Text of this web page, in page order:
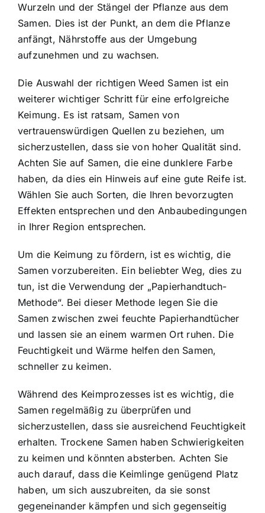
Wurzeln und der Stängel der Pflanze aus dem
Samen. Dies ist der Punkt, an dem die Pflanze
anfängt, Nährstoffe aus der Umgebung
aufzunehmen und zu wachsen.
Die Auswahl der richtigen Weed Samen ist ein
weiterer wichtiger Schritt für eine erfolgreiche
Keimung. Es ist ratsam, Samen von
vertrauenswürdigen Quellen zu beziehen, um
sicherzustellen, dass sie von hoher Qualität sind.
Achten Sie auf Samen, die eine dunklere Farbe
haben, da dies ein Hinweis auf eine gute Reife ist.
Wählen Sie auch Sorten, die Ihren bevorzugten
Effekten entsprechen und den Anbaubedingungen
in Ihrer Region entsprechen.
Um die Keimung zu fördern, ist es wichtig, die
Samen vorzubereiten. Ein beliebter Weg, dies zu
tun, ist die Verwendung der „Papierhandtuch-
Methode“. Bei dieser Methode legen Sie die
Samen zwischen zwei feuchte Papierhandtücher
und lassen sie an einem warmen Ort ruhen. Die
Feuchtigkeit und Wärme helfen den Samen,
schneller zu keimen.
Während des Keimprozesses ist es wichtig, die
Samen regelmäßig zu überprüfen und
sicherzustellen, dass sie ausreichend Feuchtigkeit
erhalten. Trockene Samen haben Schwierigkeiten
zu keimen und könnten absterben. Achten Sie
auch darauf, dass die Keimlinge genügend Platz
haben, um sich auszubreiten, da sie sonst
gegeneinander kämpfen und sich gegenseitig